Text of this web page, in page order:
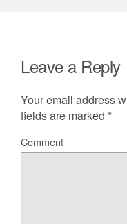
Leave a Reply
Your email address
fields are marked *
Comment